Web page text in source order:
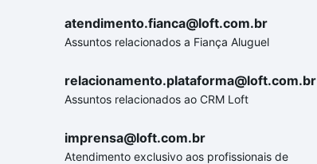
atendimento.fianca@loft.com.br
Assuntos relacionados a Fiança Aluguel
relacionamento.plataforma@loft.com.br
Assuntos relacionados ao CRM Loft
imprensa@loft.com.br
Atendimento exclusivo aos profissionais de